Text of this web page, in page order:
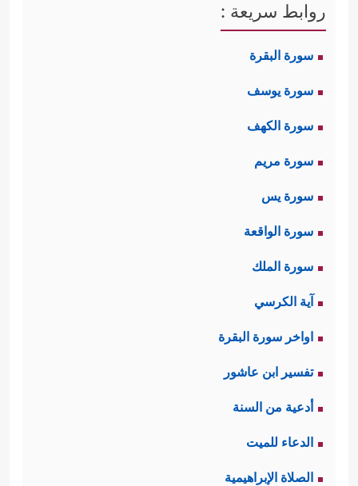
روابط سريعة :
سورة البقرة
سورة يوسف
سورة الكهف
سورة مريم
سورة يس
سورة الواقعة
سورة الملك
آية الكرسي
اواخر سورة البقرة
تفسير ابن عاشور
أدعية من السنة
الدعاء للميت
الصلاة الإبراهيمية